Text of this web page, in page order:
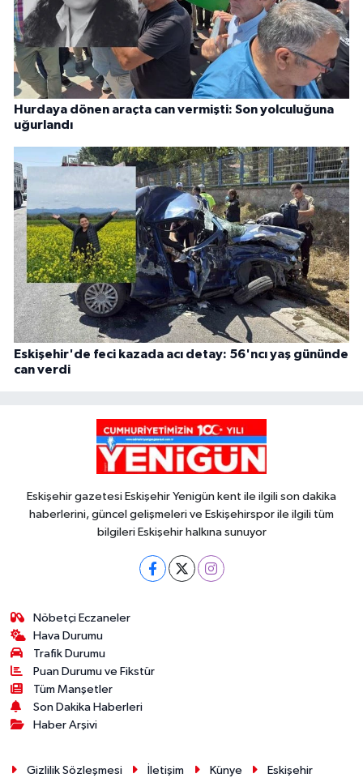
Hurdaya dönen araçta can vermişti: Son yolculuğuna
uğurlandı
Eskişehir'de feci kazada acı detay: 56'ncı yaş gününde
can verdi
Eskişehir gazetesi Eskişehir Yenigün kent ile ilgili son dakika
haberlerini, güncel gelişmeleri ve Eskişehirspor ile ilgili tüm
bilgileri Eskişehir halkına sunuyor
Nöbetçi Eczaneler
Hava Durumu
Trafik Durumu
Puan Durumu ve Fikstür
Tüm Manşetler
Son Dakika Haberleri
Haber Arşivi
Gizlilik Sözleşmesi İletişim Künye
Eskişehir